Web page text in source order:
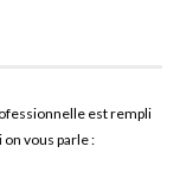
est rempli
vous parle :